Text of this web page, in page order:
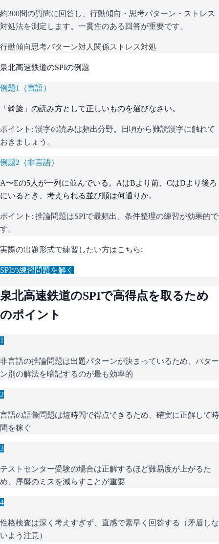
約300問の質問に回答し、行動傾向・思考パターン・ストレス
対処法を測定します。一貫性のある回答が重要です。
行動傾向思考パターン対人関係ストレス対処
泉北高速鉄道のSPIの例題
例題1 （言語）
「斡旋」の読み方として正しいものを選びなさい。
ポイント: 漢字の読みは頻出分野。日頃から難読漢字に触れて
おきましょう。
例題2 （非言語）
A〜Eの5人が一列に並んでいる。AはBより前、CはDより後ろ
にいるとき、考えられる並び順は何通りか。
ポイント: 推論問題はSPIで最頻出。条件整理の練習が効果的で
す。
実際の出題形式で練習したい方はこちら:
SPIの練習問題を解く
泉北高速鉄道のSPIで高得点を取るため
のポイント
1
非言語の推論問題は出題パターンが決まっているため、パター
ン別の解法を暗記するのが最も効率的
2
言語の語彙問題は短時間で得点できるため、確実に正解して時
間を稼ぐ
3
テストセンター受験の場合は正解するほど難易度が上がるた
め、序盤のミスを減らすことが重要
4
性格検査は深く考えすぎず、直感で素早く回答する（矛盾しな
いよう注意）